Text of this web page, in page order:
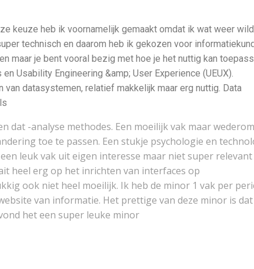
keuze heb ik voornamelijk gemaakt omdat ik wat weer
technisch en daarom heb ik gekozen voor
maar je bent vooral bezig met hoe je het nuttig kan
Usability Engineering &amp; User Experience (UEUX).
datasystemen, relatief makkelijk maar erg nuttig. Data
dat -analyse methodes. Een moeilijk vak maar
toe te passen. Een stukje psychologie en
leuk vak uit eigen interesse maar niet super relevant
heel erg op het inrichten van interfaces op
ook niet heel moeilijk. Ik heb de minor 1 vak per
van informatie. Het prettige van deze minor is
het een super leuke minor